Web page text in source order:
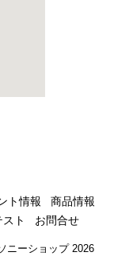
ト情報
商品情報
ト お問合せ
ニーショップ2026